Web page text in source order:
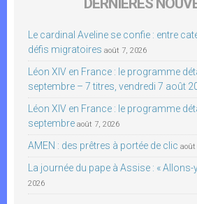
Le cardinal Aveline se confie : entre
défis migratoires août 7, 2026
Léon XIV en France : le programme
septembre – 7 titres, vendredi 7 août
Léon XIV en France : le programme
septembre août 7, 2026
AMEN : des prêtres à portée de clic août
La journée du pape à Assise : « Allons-y
2026